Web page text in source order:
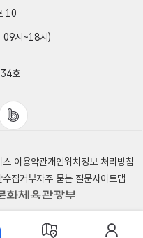
10
시~18시)
호
스 이용약관개인위치정보 처리방침
수집거부자주 묻는 질문사이트맵